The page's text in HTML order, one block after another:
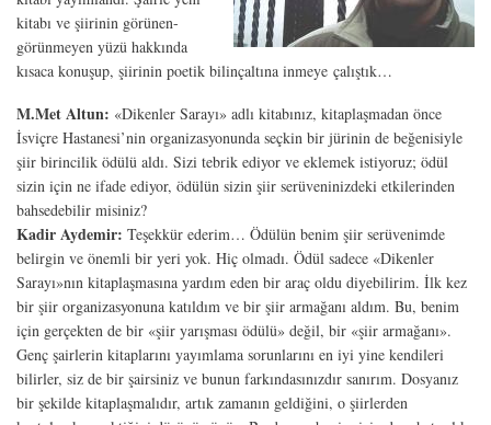
kitabı ve şiirinin görünen-
görünmeyen yüzü hakkında
kısaca konuşup, şiirinin poetik bilinçaltına inmeye çalıştık…
M.Met Altun: «Dikenler Sarayı» adlı kitabınız, kitaplaşmadan önce
İsviçre Hastanesi’nin organizasyonunda seçkin bir jürinin de beğenisiyle
şiir birincilik ödülü aldı. Sizi tebrik ediyor ve eklemek istiyoruz; ödül
sizin için ne ifade ediyor, ödülün sizin şiir serüveninizdeki etkilerinden
bahsedebilir misiniz?
Kadir Aydemir: Teşekkür ederim… Ödülün benim şiir serüvenimde
belirgin ve önemli bir yeri yok. Hiç olmadı. Ödül sadece «Dikenler
Sarayı»nın kitaplaşmasına yardım eden bir araç oldu diyebilirim. İlk kez
bir şiir organizasyonuna katıldım ve bir şiir armağanı aldım. Bu, benim
için gerçekten de bir «şiir yarışması ödülü» değil, bir «şiir armağanı».
Genç şairlerin kitaplarını yayımlama sorunlarını en iyi yine kendileri
bilirler, siz de bir şairsiniz ve bunun farkındasınızdır sanırım. Dosyanız
bir şekilde kitaplaşmalıdır, artık zamanın geldiğini, o şiirlerden